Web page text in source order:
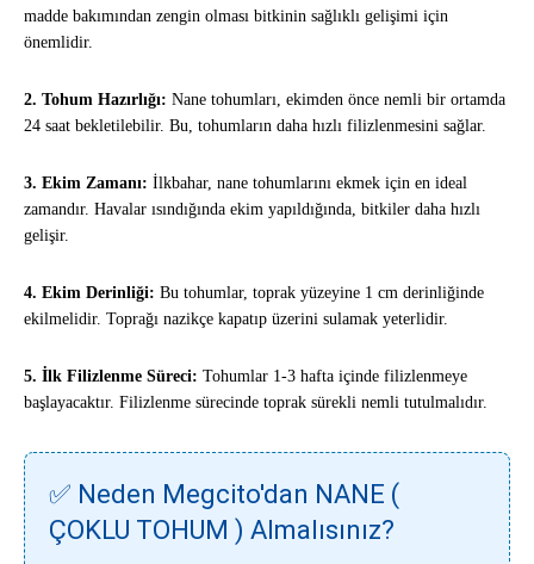
madde bakımından zengin olması bitkinin sağlıklı gelişimi için
önemlidir.
2. Tohum Hazırlığı: Nane tohumları, ekimden önce nemli bir ortamda
24 saat bekletilebilir. Bu, tohumların daha hızlı filizlenmesini sağlar.
3. Ekim Zamanı: İlkbahar, nane tohumlarını ekmek için en ideal
zamandır. Havalar ısındığında ekim yapıldığında, bitkiler daha hızlı
gelişir.
4. Ekim Derinliği: Bu tohumlar, toprak yüzeyine 1 cm derinliğinde
ekilmelidir. Toprağı nazikçe kapatıp üzerini sulamak yeterlidir.
5. İlk Filizlenme Süreci: Tohumlar 1-3 hafta içinde filizlenmeye
başlayacaktır. Filizlenme sürecinde toprak sürekli nemli tutulmalıdır.
✅ Neden Megcito'dan NANE (
ÇOKLU TOHUM ) Almalısınız?